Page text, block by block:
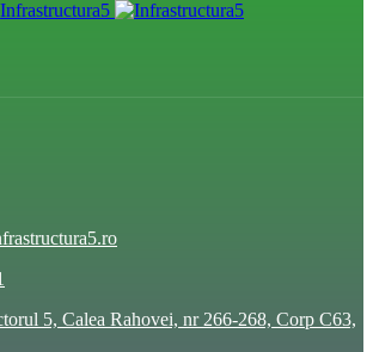
5, Calea Rahovei, nr 266-268, Corp C63,